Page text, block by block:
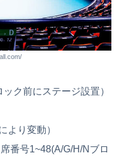
ク前にステージ設置）
より変動）
番号1~48(A/G/H/Nブロ